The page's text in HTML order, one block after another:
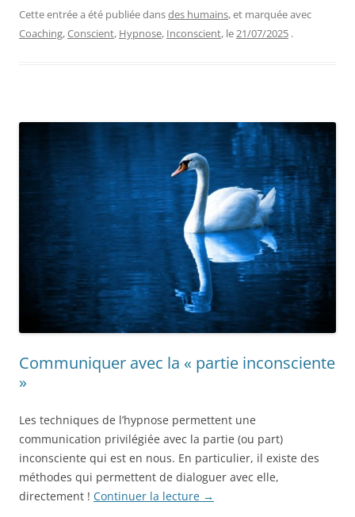
Cette entrée a été publiée dansdes humains, et marquée avec
Coaching,Conscient, Hypnose, Inconscient, le 21/07/2025 .
Communiquer avec la « partie inconsciente
»
Les techniques de l’hypnose permettent une
communication privilégiée avec la partie (ou part)
inconsciente qui est en nous. En particulier, il existe des
méthodes qui permettent de dialoguer avec elle,
directement ! Continuer la lecture →